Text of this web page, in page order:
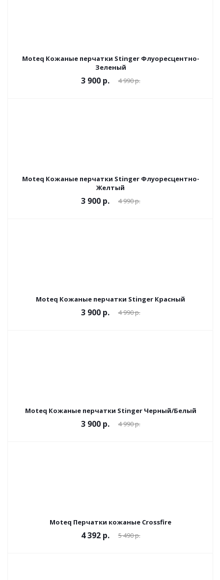
Moteq Кожаные перчатки Stinger Флуоресцентно-
Зеленый
3 900 р. 4 990 р.
Moteq Кожаные перчатки Stinger Флуоресцентно-
Желтый
3 900 р. 4 990 р.
Moteq Кожаные перчатки Stinger Красный
3 900 р. 4 990 р.
Moteq Кожаные перчатки Stinger Черный/Белый
3 900 р. 4 990 р.
Moteq Перчатки кожаные Crossfire
4 392 р. 5 490 р.